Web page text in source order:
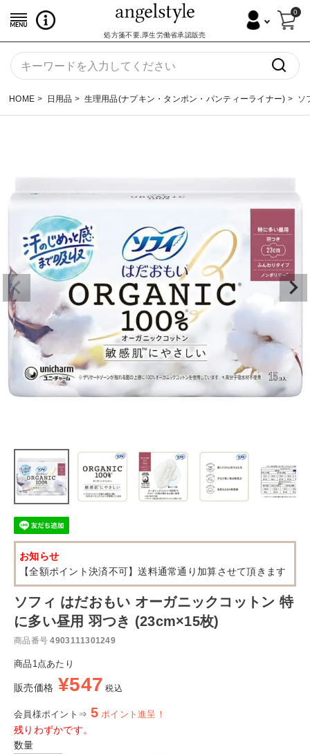
処方箋不要,厚生労働省承認販売
0
HOME 日用品 生理用品(ナプキン・タンポン・パンティーライナー) ソ
お知らせ
【全額ポイント決済不可】送料通常通り加算させて頂きます
ソフィ はだおもい オーガニックコットン 特
に多い昼用 羽つき (23cm×15枚)
商品番号 4903111301249
商品1点あたり
販売価格 ¥547 税込
会員様ポイント⇒ 5 ポイント進呈！
残りわずかです。